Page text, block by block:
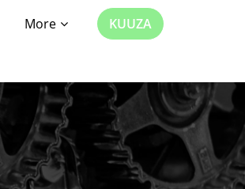
More KUUZA